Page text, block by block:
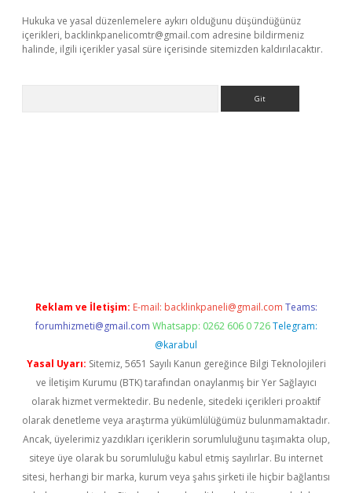
Hukuka ve yasal düzenlemelere aykırı olduğunu düşündüğünüz
içerikleri, backlinkpanelicomtr@gmail.com adresine bildirmeniz
halinde, ilgili içerikler yasal süre içerisinde sitemizden kaldırılacaktır.
Reklam ve İletişim: E-mail: backlinkpaneli@gmail.com Teams:
forumhizmeti@gmail.com Whatsapp: 0262 606 0 726 Telegram:
@karabul
Yasal Uyarı: Sitemiz, 5651 Sayılı Kanun gereğince Bilgi Teknolojileri
ve İletişim Kurumu (BTK) tarafından onaylanmış bir Yer Sağlayıcı
olarak hizmet vermektedir. Bu nedenle, sitedeki içerikleri proaktif
olarak denetleme veya araştırma yükümlülüğümüz bulunmamaktadır.
Ancak, üyelerimiz yazdıkları içeriklerin sorumluluğunu taşımakta olup,
siteye üye olarak bu sorumluluğu kabul etmiş sayılırlar. Bu internet
sitesi, herhangi bir marka, kurum veya şahıs şirketi ile hiçbir bağlantısı